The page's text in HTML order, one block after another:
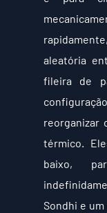
aleatória
fileira de
reorganizar
térmico.
baixo,
Sondhi e